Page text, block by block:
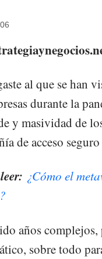
al que se han
durante la
y masividad de
de acceso
¿Cómo el
años
sobre todo